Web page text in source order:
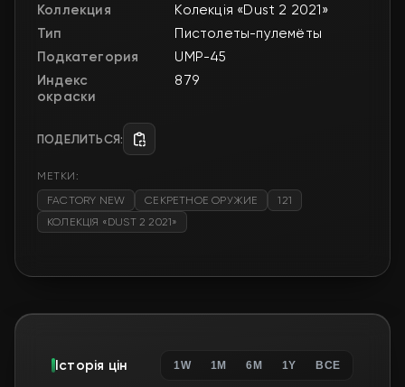
Коллекция
Колекція «Dust 2 2021»
Тип
Пистолеты-пулемёты
Подкатегория
UMP-45
Индекс
окраски
879
ПОДЕЛИТЬСЯ:
МЕТКИ:
FACTORY NEW
СЕКРЕТНОЕ ОРУЖИЕ
121
КОЛЕКЦІЯ «DUST 2 2021»
Історія цін 1W 1M 6M 1Y ВСЕ